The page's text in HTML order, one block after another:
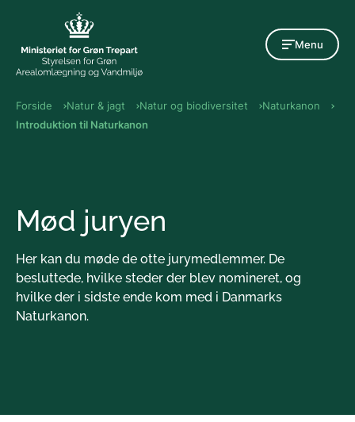
Menu
Forside Natur & jagt Natur og biodiversitet
Naturkanon
Introduktion til Naturkanon
Mød juryen
Her kan du møde de otte jurymedlemmer. De
besluttede, hvilke steder der blev nomineret, og
hvilke der i sidste ende kom med i Danmarks
Naturkanon.